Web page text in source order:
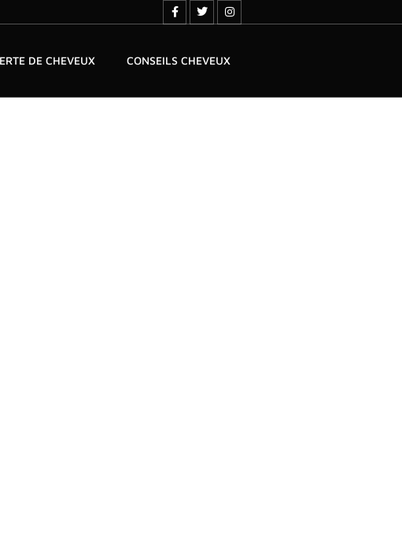
DE CHEVEUX CONSEILS CHEVEUX